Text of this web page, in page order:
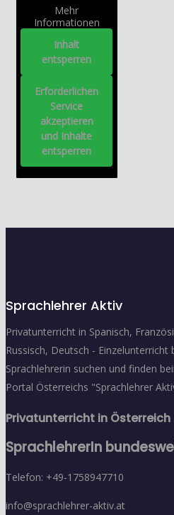
Mehr
Informationen
Inhalt
entsperren
Erforderlichen
Service
akzeptieren
und Inhalte
entsperren
Sprachlehrer Aktiv
Privatunterricht in Spanisch,
Russisch, Deutsch - Einzelunterricht
Sprachlehrerin suchen und finden
Portal Österreichs "Sprachlehrer
Privatunterricht in Österreich
SprachlehrerIn
Telefon: +49-1758947710
info@sprachlehrer-aktiv.at